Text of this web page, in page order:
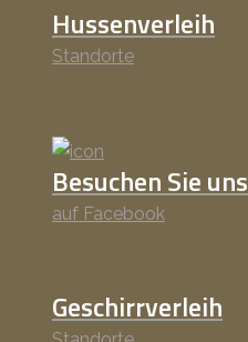
Hussenverleih
Standorte
Besuchen Sie uns
auf Facebook
Geschirrverleih